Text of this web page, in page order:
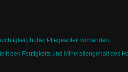
hoher Pflegeanteil vorhanden.
den Feutigkeits und Mineraliengehalt des